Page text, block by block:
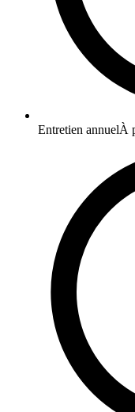
Entretien annuelÀ